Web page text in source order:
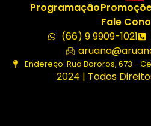
Programação
Fale
(66) 9 9909-1021
Endereço: Rua Bororos, 673 -
2024 | Todos